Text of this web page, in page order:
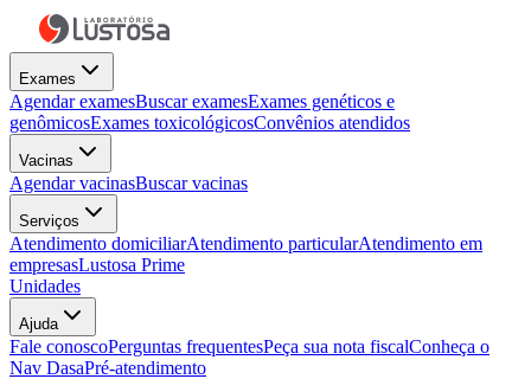
Exames
Agendar examesBuscar examesExames genéticos e
genômicosExames toxicológicosConvênios atendidos
Vacinas
Agendar vacinasBuscar vacinas
Serviços
Atendimento domiciliarAtendimento particularAtendimento em
empresasLustosa Prime
Unidades
Ajuda
Fale conoscoPerguntas frequentesPeça sua nota fiscalConheça o
Nav DasaPré-atendimento